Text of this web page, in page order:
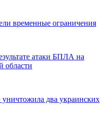
временные ограничения
атаки БПЛА на
области
два украинских